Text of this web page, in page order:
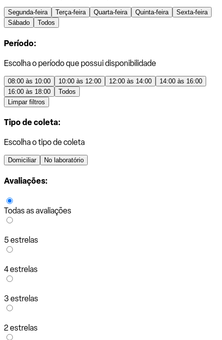
Segunda-feira Terça-feira Quarta-feira Quinta-feira
Sexta-feira
Sábado
Todos
Período:
Escolha o período que possui disponibilidade
08:00 às 10:00 10:00 às 12:00 12:00 às 14:00
14:00 às 16:00
16:00 às 18:00
Todos
Limpar filtros
Tipo de coleta:
Escolha o tipo de coleta
Domiciliar No laboratório
Avaliações:
Todas as avaliações
5 estrelas
4 estrelas
3 estrelas
2 estrelas